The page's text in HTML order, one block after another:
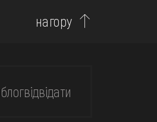
нагору
блогвідвідати